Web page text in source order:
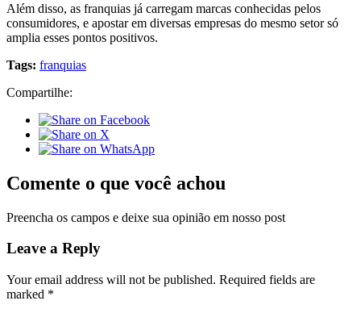
Além disso, as franquias já carregam marcas conhecidas pelos
consumidores, e apostar em diversas empresas do mesmo setor só
amplia esses pontos positivos.
Tags: franquias
Compartilhe:
Comente o que você achou
Preencha os campos e deixe sua opinião em nosso post
Leave a Reply
Your email address will not be published. Required fields are
marked *